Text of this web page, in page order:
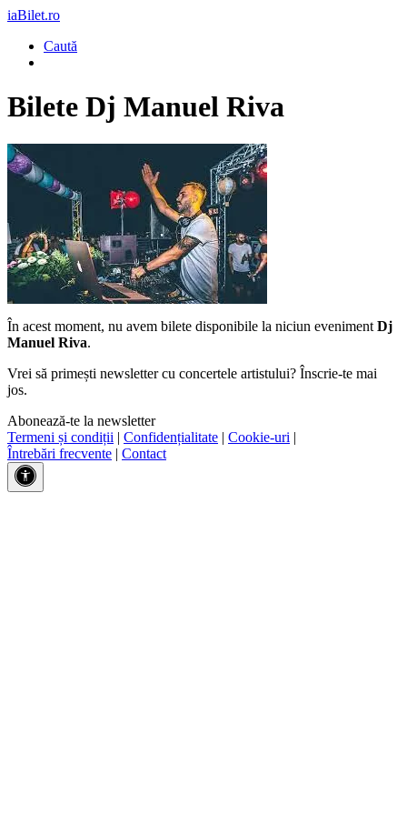
iaBilet.ro
Caută
Bilete Dj Manuel Riva
În acest moment, nu avem bilete disponibile la niciun eveniment Dj
Manuel Riva.
Vrei să primești newsletter cu concertele artistului? Înscrie-te mai
jos.
Abonează-te la newsletter
Termeni și condiții | Confidențialitate | Cookie-uri |
Întrebări frecvente | Contact